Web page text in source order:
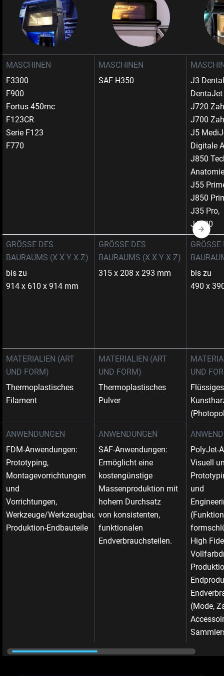
MASCHINEN
F3300
F900
Fortus 450mc
F123CR
Serie F123
F770
GRÖSSE DES B
AURAUMS (X X Y X Z)
bis zu
914 x 610 x 914 mm
MATERIALIEN (ART
UND FORM)
Thermoplastisches
Filament
ANWENDUNGEN
FDM-Anwendungen:
Prototyping,
Montagevorrichtungen
und
Vorrichtungen,
Werkzeuge/Werkzeugbau,
Produktion-Endbauteile
MASCHINEN
SAF H350
GRÖSSE DES B
AURAUMS (X X Y X Z)
315 x 208 x 293 mm
MATERIALIEN (ART
UND FORM)
Thermoplastisches
Pulver
ANWENDUNGEN
SAF-Anwendungen:
Ermöglicht eine
kostengünstige
Massenproduktion mit
hohem Durchsatz
von konsistenten,
funktionalen
Endverbrauchsteilen.
J3
DentaJet
J720
J700
J5
Digitale
J850
J55
J850
J35 Pro,
J4100
GRÖSSE
bis zu
490 x
UND
PolyJet-
Visuell
und
High
(Mode,